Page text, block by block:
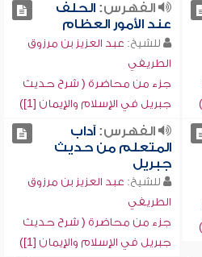
الفهرس:الحلف
عند الأمور العظام
للشيخ: عبد العزيز بن مرزوق
الطريفي
جزء من محاضرة ( شرح حديث
جبريل في الإسلام والإيمان [1])
الفهرس:آداب
المتعلم من حديث
جبريل
للشيخ: عبد العزيز بن مرزوق
الطريفي
جزء من محاضرة ( شرح حديث
جبريل في الإسلام والإيمان [1])